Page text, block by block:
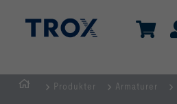
Produkter Armaturer